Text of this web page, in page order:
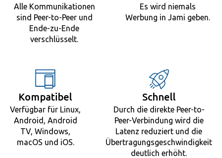
Alle Kommunikationen
sind Peer-to-Peer und
Ende-zu-Ende
verschlüsselt.
Es wird niemals
Werbung in Jami geben.
Kompatibel
Verfügbar für Linux,
Android, Android
TV, Windows,
macOS und iOS.
Schnell
Durch die direkte Peer-to-
Peer-Verbindung wird die
Latenz reduziert und die
Übertragungsgeschwindigkeit
deutlich erhöht.